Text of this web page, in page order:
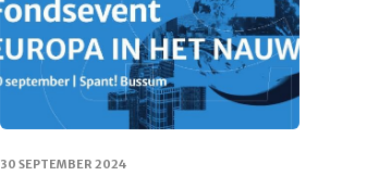
30 SEPTEMBER 2024